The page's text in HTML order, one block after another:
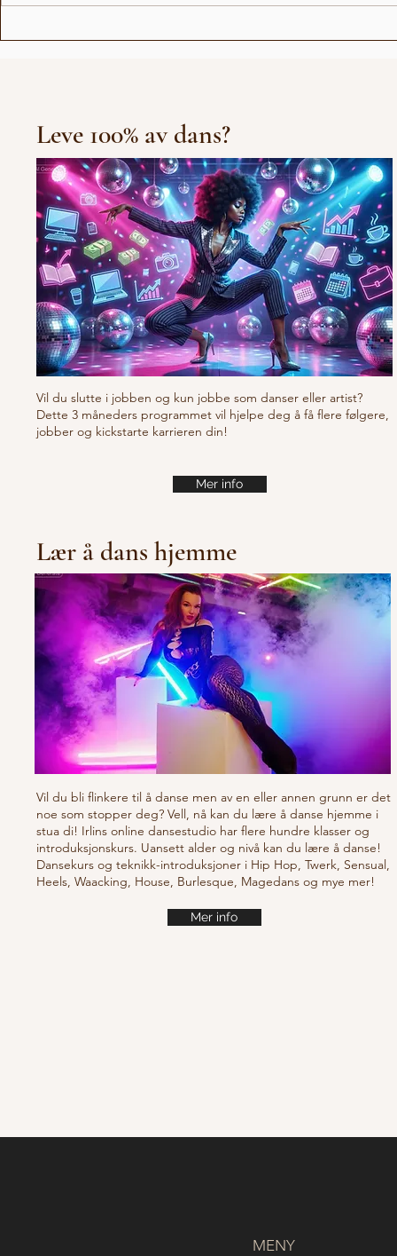
Leve 100% av dans?
Vil du slutte i jobben og kun jobbe som danser eller artist?
Dette 3 måneders programmet vil hjelpe deg å få flere følgere,
jobber og kickstarte karrieren din!
Mer info
Lær å dans hjemme
Vil du bli flinkere til å danse men av en eller annen grunn er det
noe som stopper deg? Vell, nå kan du lære å danse hjemme i
stua di! Irlins online dansestudio har flere hundre klasser og
introduksjonskurs. Uansett alder og nivå kan du lære å danse!
Dansekurs og teknikk-introduksjoner i Hip Hop, Twerk, Sensual,
Heels, Waacking, House, Burlesque, Magedans og mye mer!
Mer info
MENY